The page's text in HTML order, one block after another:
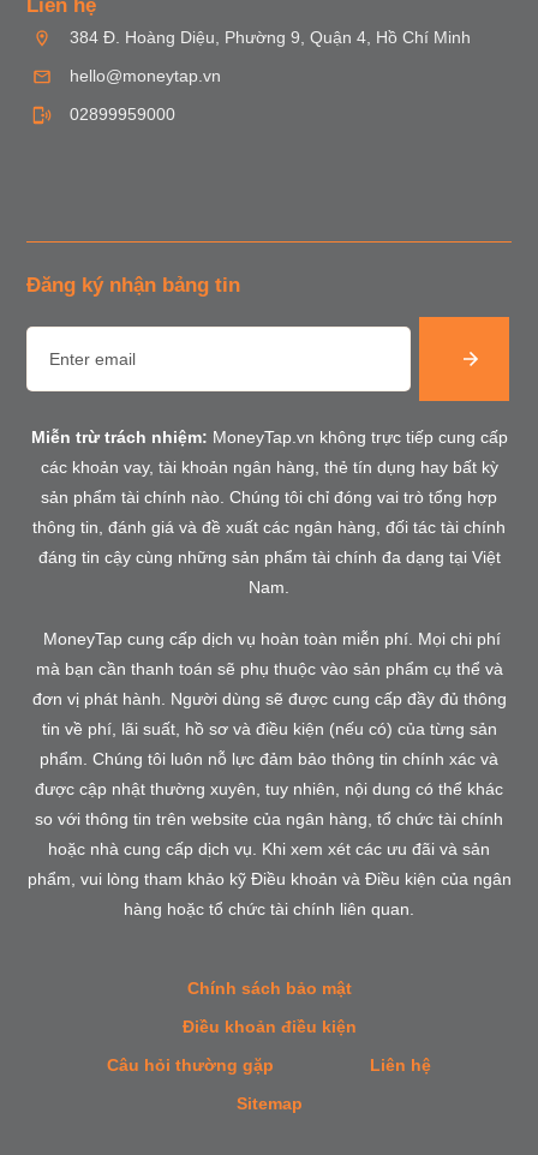
Liên hệ
384 Đ. Hoàng Diệu, Phường 9, Quận 4, Hồ Chí Minh
hello@moneytap.vn
02899959000
Đăng ký nhận bảng tin
Miễn trừ trách nhiệm: MoneyTap.vn không trực tiếp cung cấp
các khoản vay, tài khoản ngân hàng, thẻ tín dụng hay bất kỳ
sản phẩm tài chính nào. Chúng tôi chỉ đóng vai trò tổng hợp
thông tin, đánh giá và đề xuất các ngân hàng, đối tác tài chính
đáng tin cậy cùng những sản phẩm tài chính đa dạng tại Việt
Nam.
MoneyTap cung cấp dịch vụ hoàn toàn miễn phí. Mọi chi phí
mà bạn cần thanh toán sẽ phụ thuộc vào sản phẩm cụ thể và
đơn vị phát hành. Người dùng sẽ được cung cấp đầy đủ thông
tin về phí, lãi suất, hồ sơ và điều kiện (nếu có) của từng sản
phẩm. Chúng tôi luôn nỗ lực đảm bảo thông tin chính xác và
được cập nhật thường xuyên, tuy nhiên, nội dung có thể khác
so với thông tin trên website của ngân hàng, tổ chức tài chính
hoặc nhà cung cấp dịch vụ. Khi xem xét các ưu đãi và sản
phẩm, vui lòng tham khảo kỹ Điều khoản và Điều kiện của ngân
hàng hoặc tổ chức tài chính liên quan.
Chính sách bảo mật
Điều khoản điều kiện
Câu hỏi thường gặp
Liên hệ
Sitemap